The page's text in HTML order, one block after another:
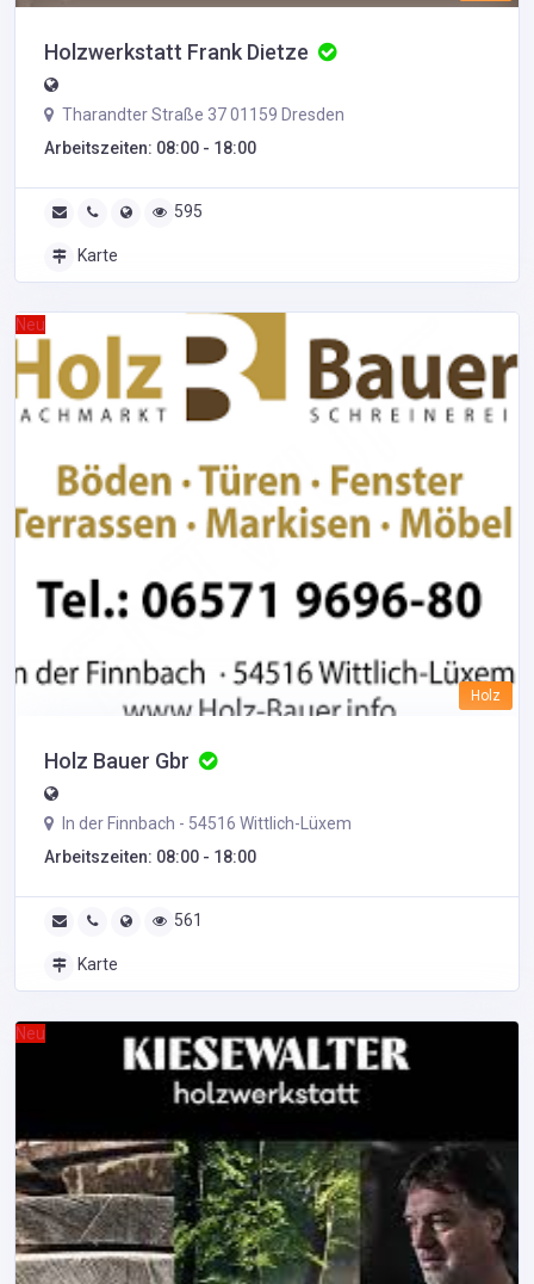
Holzwerkstatt Frank Dietze
Tharandter Straße 37 01159 Dresden
Arbeitszeiten: 08:00 - 18:00
595
Karte
Neu
Holz
Holz Bauer Gbr
In der Finnbach - 54516 Wittlich-Lüxem
Arbeitszeiten: 08:00 - 18:00
561
Karte
Neu